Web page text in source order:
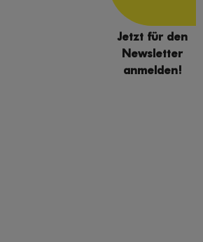
Jetzt für den
Newsletter
anmelden!